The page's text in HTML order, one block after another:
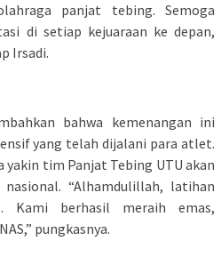
panjat tebing. Semoga
di setiap kejuaraan ke depan,
Irsadi.
bahwa kemenangan ini
yang telah dijalani para atlet.
tim Panjat Tebing UTU akan
“Alhamdulillah, latihan
Kami berhasil meraih emas,
pungkasnya.